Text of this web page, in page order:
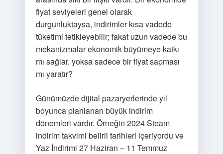
fiyat seviyeleri genel olarak
durgunluktaysa, indirimler kısa vadede
tüketimi tetikleyebilir; fakat uzun vadede bu
mekanizmalar ekonomik büyümeye katkı
mı sağlar, yoksa sadece bir fiyat sapması
mı yaratır?
Günümüzde dijital pazaryerlerinde yıl
boyunca planlanan büyük indirim
dönemleri vardır. Örneğin 2024 Steam
indirim takvimi belirli tarihleri içeriyordu ve
Yaz İndirimi 27 Haziran – 11 Temmuz